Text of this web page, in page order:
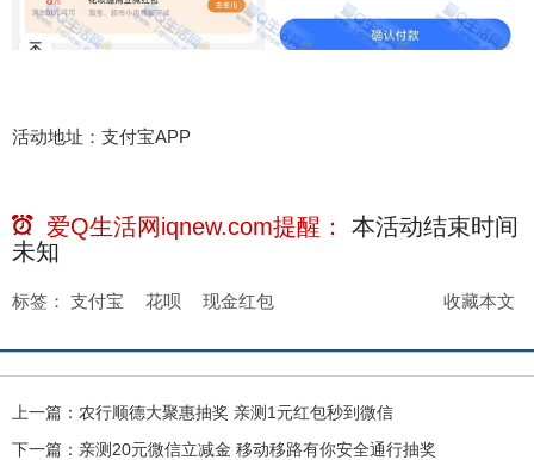
活动地址：支付宝APP
爱Q生活网iqnew.com提醒：
本活动结束时间
未知
收藏本文
标签： 支付宝 花呗 现金红包
上一篇： 农行顺德大聚惠抽奖 亲测1元红包秒到微信
下一篇： 亲测20元微信立减金 移动移路有你安全通行抽奖